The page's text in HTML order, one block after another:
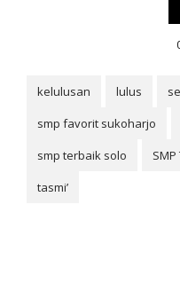
kelulusan lulus
smp favorit sukoharjo
smp terbaik solo
tasmi’